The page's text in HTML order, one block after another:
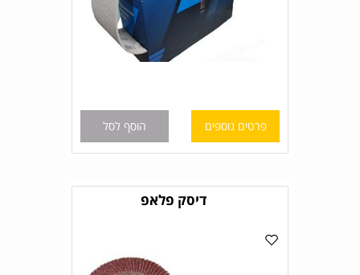
פרטים נוספים הוסף לסל
דיסק פלאפ